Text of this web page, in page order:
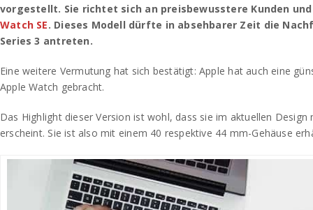
vorgestellt. Sie richtet sich an preisbewusstere Kunden
Watch SE. Dieses Modell dürfte in absehbarer Zeit die
Series 3 antreten.
Eine weitere Vermutung hat sich bestätigt: Apple hat auch eine
Apple Watch gebracht.
Das Highlight dieser Version ist wohl, dass sie im aktuellen
erscheint. Sie ist also mit einem 40 respektive 44 mm-Gehäuse